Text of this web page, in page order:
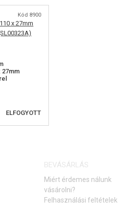
Kód 8900
27mm
ELFOGYOTT
BEVÁSÁRLÁS
Miért érdemes nálunk
vásárolni?
Felhasználási feltételek